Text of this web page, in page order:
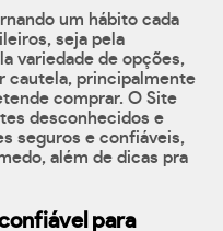
um hábito cada
seja pela
variedade de opções,
cautela, principalmente
comprar. O Site
desconhecidos e
seguros e confiáveis,
além de dicas pra
para